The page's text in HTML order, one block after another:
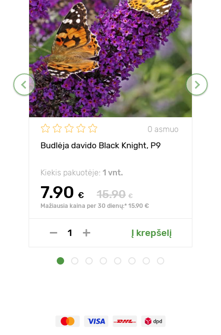
0 asmuo
Budlėja davido Black Knight, P9
Kiekis pakuotėje: 1 vnt.
7.90 € 15.90 €
Mažiausia kaina per 30 dienų:* 15.90 €
Į krepšelį